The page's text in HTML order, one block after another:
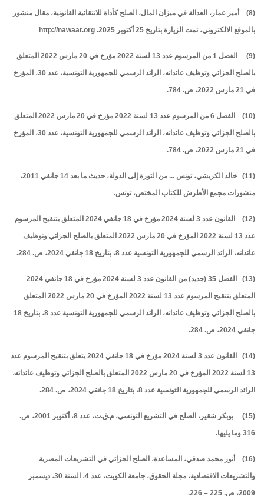
(8) أمير عمار، العدالة في ميزان المال، الصلح كأداة للانتقائية القانونية، مقال منشور
بالموقع الالكتروني، تمت الزيارة بتاريخ 25 أكتوبر 2025. http://nawaat.org
(9) الفصل 1 من المرسوم عدد 13 لسنة 2022 مؤرخ في 20 مارس 2022 المتعلق
بالصلح الجزائي وتوظيف عائداته، الرائد الرسمي للجمهورية التونسية، عدد 30، المؤرخ
في 21 مارس 2022، ص. 784.
(10) الفصل 6 من المرسوم عدد 13 لسنة 2022 مؤرخ في 20 مارس 2022 المتعلق
بالصلح الجزائي وتوظيف عائداته، الرائد الرسمي للجمهورية التونسية، عدد 30، المؤرخ
في 21 مارس 2022، ص. 784.
(11) خالد الكريشي، تونس ... من الثورة إلى الدولة، حديث ما بعد 14 جانفي 2011،
منشورات مجمع الأطرش للكتاب المختص، تونس.
(12) القانون عدد 3 لسنة 2024 مؤرخ في 18 جانفي 2024 المتعلق بتنقيح المرسوم
عدد 13 لسنة 2022 المؤرخ في 20 مارس 2022 المتعلق بالصلح الجزائي وتوظيف
عائداته، الرائد الرسمي للجمهورية التونسية عدد 8، بتاريخ 18 جانفي 2024، ص. 284.
(13) الفصل 35 (جديد) من القانون عدد 3 لسنة 2024 مؤرخ في 18 جانفي 2024
المتعلق بتنقيح المرسوم عدد 13 لسنة 2022 المؤرخ في 20 مارس 2022 المتعلق
بالصلح الجزائي وتوظيف عائداته، الرائد الرسمي للجمهورية التونسية عدد 8، بتاريخ 18
جانفي 2024، ص. 284.
(14) القانون عدد 3 لسنة 2024 مؤرخ في 18 جانفي 2024 يتعلق بتنقيح المرسوم عدد
13 لسنة 2022 المؤرخ في 20 مارس 2022 المتعلق بالصلح الجزائي وتوظيف عائداته،
الرائد الرسمي للجمهورية التونسية عدد 8، بتاريخ 18 جانفي 2024، ص. 284.
(15) بوبكر شقير، الصلح في التشريع التونسي، م.ق.ت، عدد 8، أكتوبر 2001، ص.
316 وما يليها.
(16) أنور محمد صدقي، المساعدة، الصلح الجزائي في التشريعات المصرية
والتشريعات الاقتصادية، مجلة الحقوق، جامعة الكويت، عدد 4، السنة 30، ديسمبر
2009، ص. 225 – 226.